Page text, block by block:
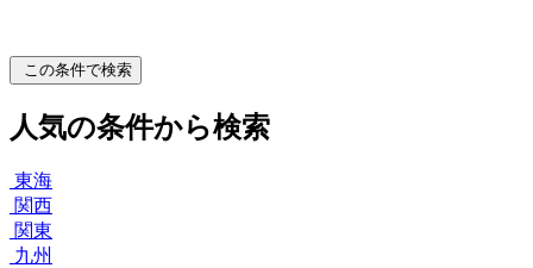
この条件で検索
人気の条件から検索
東海
関西
関東
九州